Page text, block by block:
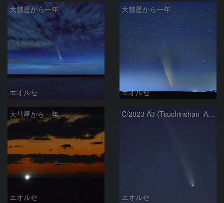
大彗星から一年
エオルセ
大彗星から一年
エオルセ
大彗星から一年
エオルセ
C/2023 A3 (Tsuchinshan–ATLAS)
エオルセ